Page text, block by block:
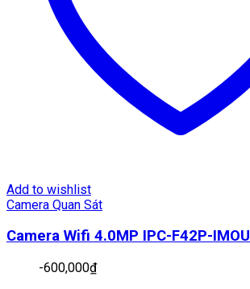
Add to wishlist
Camera Quan Sát
Camera Wifi 4.0MP IPC-F42P-IMOU
-600,000₫